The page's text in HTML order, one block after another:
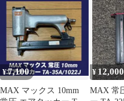
¥7,100
MAX マックス 10mm
¥ 12,000
MAX 常